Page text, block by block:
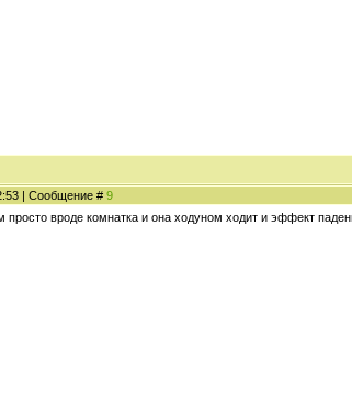
| Сообщение # 9
просто вроде комнатка и она ходуном ходит и эффект